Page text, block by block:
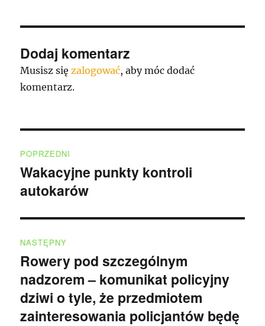
Dodaj komentarz
Musisz sięzalogować, aby móc dodać
komentarz.
wpisu
POPRZEDNI
Poprzedni
wpis:
Wakacyjne punkty kontroli
autokarów
NASTĘPNY
Następny
wpis:
Rowery pod szczególnym
nadzorem – komunikat policyjny
dziwi o tyle, że przedmiotem
zainteresowania policjantów będę